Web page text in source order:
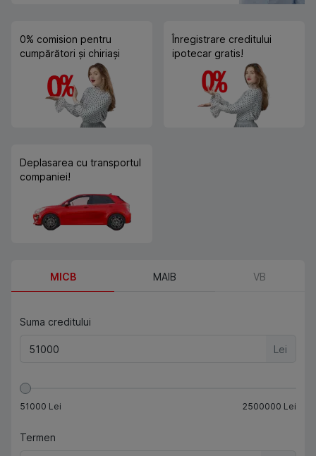
0% comision pentru
cumpărători și chiriași
Înregistrare creditului
ipotecar gratis!
Deplasarea cu transportul
companiei!
MICB MAIB VB
Suma creditului
Lei
51000 Lei 2500000 Lei
Termen